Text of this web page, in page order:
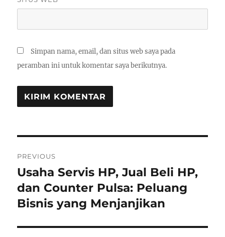
Simpan nama, email, dan situs web saya pada
peramban ini untuk komentar saya berikutnya.
pos
PREVIOUS
Previous
post:
Usaha Servis HP, Jual Beli HP,
dan Counter Pulsa: Peluang
Bisnis yang Menjanjikan